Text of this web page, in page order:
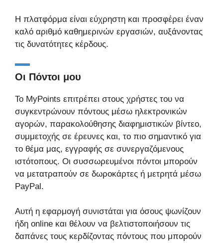
Η πλατφόρμα είναι εύχρηστη και προσφέρει έναν
καλό αριθμό καθημερινών εργασιών, αυξάνοντας
τις δυνατότητες κέρδους.
Οι Πόντοι μου
Το MyPoints επιτρέπει στους χρήστες του να
συγκεντρώνουν πόντους μέσω ηλεκτρονικών
αγορών, παρακολούθησης διαφημιστικών βίντεο,
συμμετοχής σε έρευνες και, το πιο σημαντικό για
το θέμα μας, εγγραφής σε συνεργαζόμενους
ιστότοπους. Οι συσσωρευμένοι πόντοι μπορούν
να μετατραπούν σε δωροκάρτες ή μετρητά μέσω
PayPal.
Αυτή η εφαρμογή συνιστάται για όσους ψωνίζουν
ήδη online και θέλουν να βελτιστοποιήσουν τις
δαπάνες τους κερδίζοντας πόντους που μπορούν